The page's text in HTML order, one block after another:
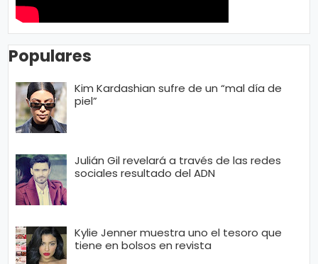
Populares
Kim Kardashian sufre de un “mal día de
piel”
Julián Gil revelará a través de las redes
sociales resultado del ADN
Kylie Jenner muestra uno el tesoro que
tiene en bolsos en revista